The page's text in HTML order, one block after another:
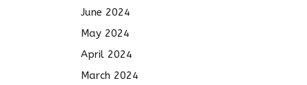
June 2024
May 2024
April 2024
March 2024